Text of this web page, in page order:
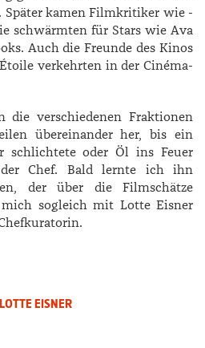
Später kamen Filmkritiker wie
schwärmten für Stars wie ­Ava
Auch die Freunde des Kinos
verkehrten in der Cinéma­
die verschiedenen Fraktionen
übereinander her, bis ein
schlichtete oder Öl ins Feuer
Chef. Bald lernte ich ihn
der über die Filmschätze
sogleich mit ­Lotte ­Eisner
EISNER